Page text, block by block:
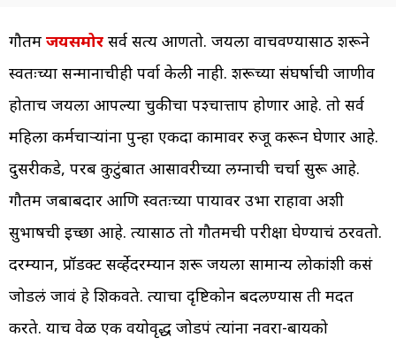
गौतम जयसमोर सर्व सत्य आणतो. जयला वाचवण्यासाठी शरूने
स्वतःच्या सन्मानाचीही पर्वा केली नाही. शरूच्या संघर्षाची जाणीव
होताच जयला आपल्या चुकीचा पश्चात्ताप होणार आहे. तो सर्व
महिला कर्मचाऱ्यांना पुन्हा एकदा कामावर रुजू करून घेणार आहे.
दुसरीकडे, परब कुटुंबात आसावरीच्या लग्नाची चर्चा सुरू आहे.
गौतम जबाबदार आणि स्वतःच्या पायावर उभा राहावा अशी
सुभाषची इच्छा आहे. त्यासाठी तो गौतमची परीक्षा घेण्याचं ठरवतो.
दरम्यान, प्रॉडक्ट सर्व्हेदरम्यान शरू जयला सामान्य लोकांशी कसं
जोडलं जावं हे शिकवते. त्याचा दृष्टिकोन बदलण्यास ती मदत
करते. याच वेळी एक वयोवृद्ध जोडपं त्यांना नवरा-बायको